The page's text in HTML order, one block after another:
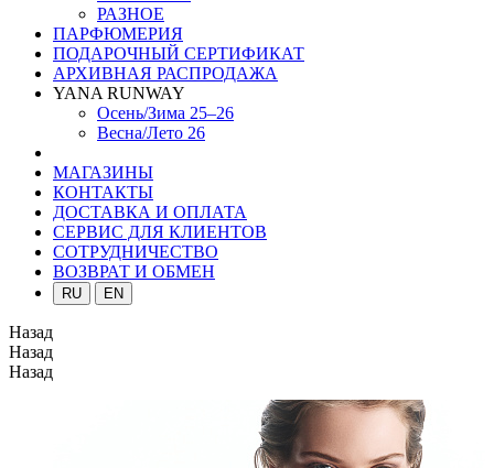
РАЗНОЕ
ПАРФЮМЕРИЯ
ПОДАРОЧНЫЙ СЕРТИФИКАТ
АРХИВНАЯ РАСПРОДАЖА
YANA RUNWAY
Осень/Зима 25–26
Весна/Лето 26
МАГАЗИНЫ
КОНТАКТЫ
ДОСТАВКА И ОПЛАТА
СЕРВИС ДЛЯ КЛИЕНТОВ
СОТРУДНИЧЕСТВО
ВОЗВРАТ И ОБМЕН
RU EN
Назад
Назад
Назад